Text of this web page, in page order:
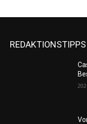
REDAKTIONSTIPPS